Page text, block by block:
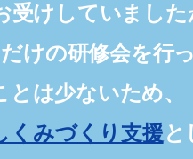
受けしていました
けの研修会を行っ
は少ないため、
くみづくり支援と